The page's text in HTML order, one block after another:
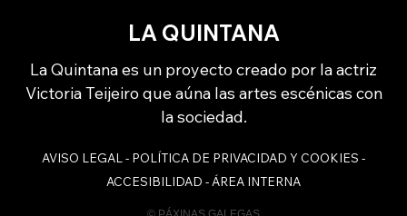
LA QUINTANA
La Quintana es un proyecto creado por la actriz
Victoria Teijeiro que aúna las artes escénicas con
la sociedad.
AVISO LEGAL - POLÍTICA DE PRIVACIDAD Y COOKIES -
ACCESIBILIDAD - ÁREA INTERNA